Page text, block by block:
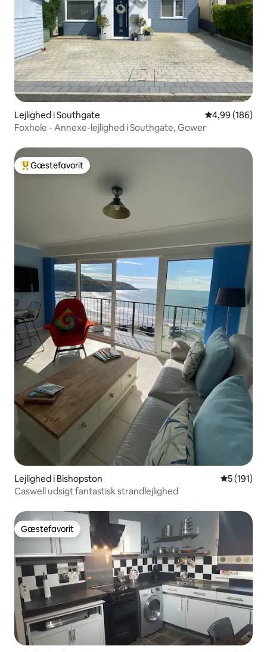
Lejlighed i Southgate 4,99 ud af 5 i
4,99 (186)
Foxhole - Annexe-lejlighed i Southgate, Gower
Bedste gæstefavorit
Gæstefavorit
Lejlighed i Bishopston 5 ud af 5 i
5 (191)
Caswell udsigt fantastisk strandlejlighed
Gæstefavorit
Gæstefavorit